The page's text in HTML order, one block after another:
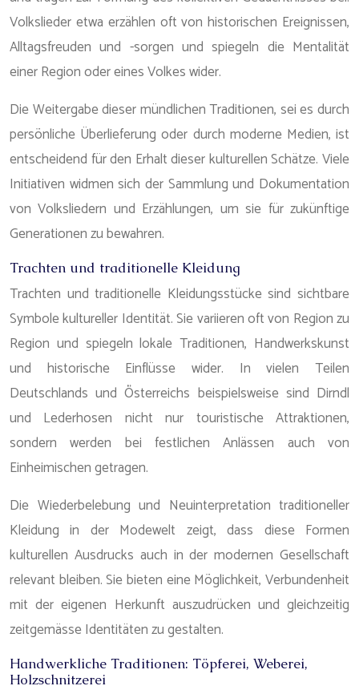
Volkslieder etwa erzählen oft von historischen Ereignissen,
Alltagsfreuden und -sorgen und spiegeln die Mentalität
einer Region oder eines Volkes wider.
Die Weitergabe dieser mündlichen Traditionen, sei es durch
persönliche Überlieferung oder durch moderne Medien, ist
entscheidend für den Erhalt dieser kulturellen Schätze. Viele
Initiativen widmen sich der Sammlung und Dokumentation
von Volksliedern und Erzählungen, um sie für zukünftige
Generationen zu bewahren.
Trachten und traditionelle Kleidung
Trachten und traditionelle Kleidungsstücke sind sichtbare
Symbole kultureller Identität. Sie variieren oft von Region zu
Region und spiegeln lokale Traditionen, Handwerkskunst
und historische Einflüsse wider. In vielen Teilen
Deutschlands und Österreichs beispielsweise sind Dirndl
und Lederhosen nicht nur touristische Attraktionen,
sondern werden bei festlichen Anlässen auch von
Einheimischen getragen.
Die Wiederbelebung und Neuinterpretation traditioneller
Kleidung in der Modewelt zeigt, dass diese Formen
kulturellen Ausdrucks auch in der modernen Gesellschaft
relevant bleiben. Sie bieten eine Möglichkeit, Verbundenheit
mit der eigenen Herkunft auszudrücken und gleichzeitig
zeitgemässe Identitäten zu gestalten.
Handwerkliche Traditionen: Töpferei, Weberei,
Holzschnitzerei